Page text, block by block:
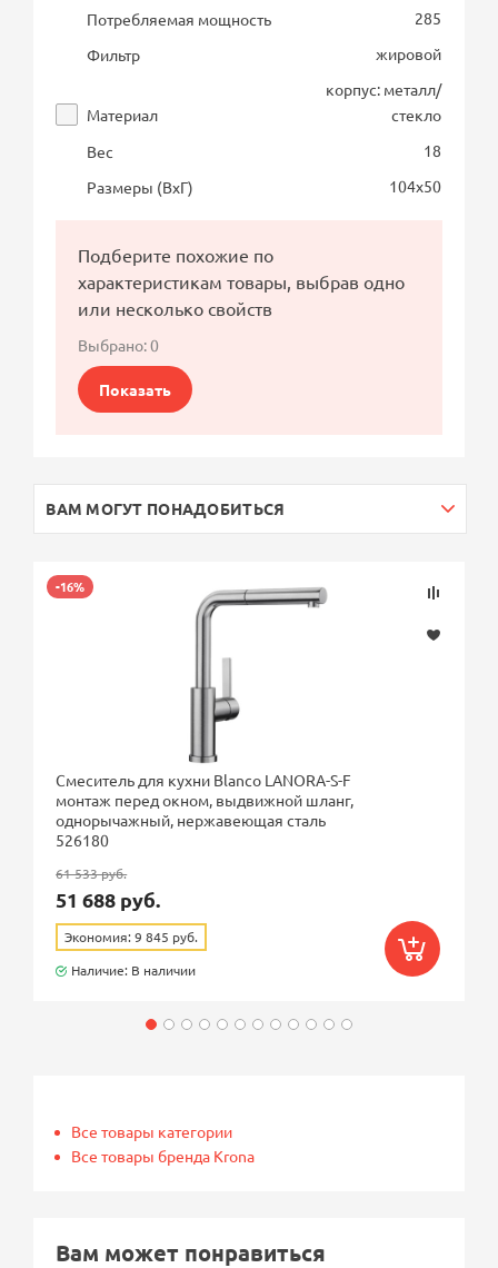
Потребляемая мощность
285
Фильтр
жировой
Материал
корпус: металл/
стекло
Вес
18
Размеры (ВхГ)
104х50
Подберите похожие по
характеристикам товары, выбрав одно
или несколько свойств
Выбрано:0
Показать
ВАМ МОГУТ ПОНАДОБИТЬСЯ
-16%
Смеситель для кухни Blanco LANORA-S-F
монтаж перед окном, выдвижной шланг,
однорычажный, нержавеющая сталь
526180
61 533 руб.
51 688 руб.
Экономия: 9 845 руб.
Наличие: В наличии
Все товары категории
Все товары бренда Krona
Вам может понравиться